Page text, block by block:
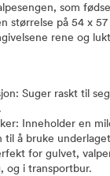
som
størrelse på 54 x
rene og
Suger raskt til
Inneholder en
til å bruke
for gulvet,
og i transportbur.